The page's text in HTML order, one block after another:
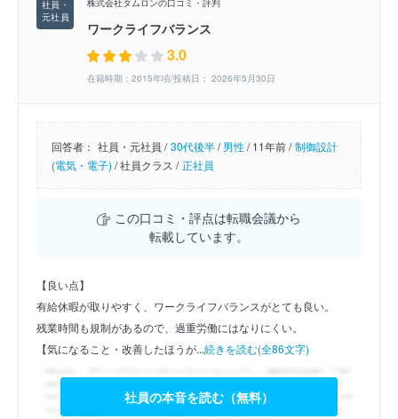
ワークライフバランス
3.0
在籍時期：2015年頃/投稿日： 2026年5月30日
回答者： 社員・元社員 / 30代後半/男性/11年前 / 制御設計
(電気・電子) /社員クラス / 正社員
この口コミ・評点は転職会議から
転載しています。
【良い点】
有給休暇が取りやすく、ワークライフバランスがとても良い。
残業時間も規制があるので、過重労働にはなりにくい。
【気になること・改善したほうが...続きを読む(全86文字)
社員の本音を読む（無料）